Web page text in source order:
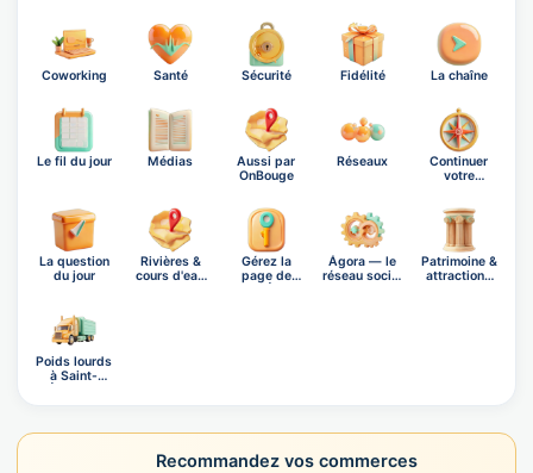
Coworking Santé Sécurité Fidélité La chaîne
Le fil du jour Médias
Aussi par
OnBouge
Réseaux
Continuer
votre
La question
du jour
Rivières &
cours d'eau
Gérez la
page de
Ágora — le
réseau social
Patrimoine &
attractions
Poids lourds
à Saint-
Recommandez vos commerces